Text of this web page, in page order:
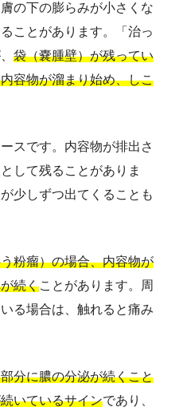
の下の膨らみが小さくな
ことがあります。「治っ
袋（嚢腫壁）が残ってい
容物が溜まり始め、しこ
スです。内容物が排出さ
して残ることがありま
少しずつ出てくることも
粉瘤）の場合、内容物が
続くことがあります。周
る場合は、触れると痛み
分に膿の分泌が続くこと
いているサインであり、